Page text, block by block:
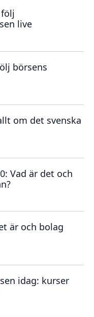
live
börsens
om det svenska
Vad är det och
är och bolag
idag: kurser